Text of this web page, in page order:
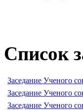
Список
Заседание Ученого
Заседание Ученого
Заседание Ученого